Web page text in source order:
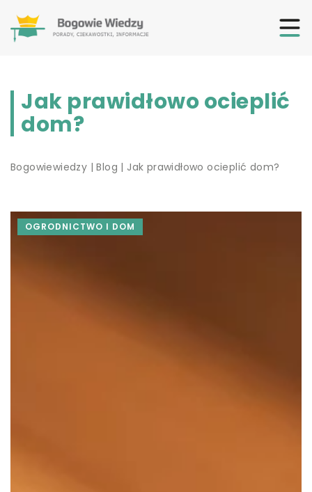
Jak prawidłowo ocieplić
dom?
Bogowiewiedzy |Blog | Jak prawidłowo ocieplić dom?
OGRODNICTWO I DOM